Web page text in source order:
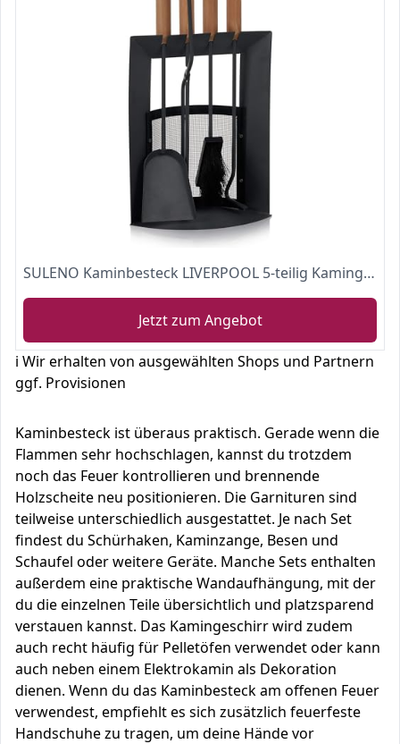
SULENO Kaminbesteck LIVERPOOL 5-teilig Kamingarnitur mit Ascheschaufel Besen Schürhaken, Kaminset & Halter, Ofenbesteck anthrazit mit Holzgriff
Jetzt zum Angebot
ℹ️ Wir erhalten von ausgewählten Shops und Partnern
ggf. Provisionen
Kaminbesteck ist überaus praktisch. Gerade wenn die
Flammen sehr hochschlagen, kannst du trotzdem
noch das Feuer kontrollieren und brennende
Holzscheite neu positionieren. Die Garnituren sind
teilweise unterschiedlich ausgestattet. Je nach Set
findest du Schürhaken, Kaminzange, Besen und
Schaufel oder weitere Geräte. Manche Sets enthalten
außerdem eine praktische Wandaufhängung, mit der
du die einzelnen Teile übersichtlich und platzsparend
verstauen kannst. Das Kamingeschirr wird zudem
auch recht häufig für Pelletöfen verwendet oder kann
auch neben einem Elektrokamin als Dekoration
dienen. Wenn du das Kaminbesteck am offenen Feuer
verwendest, empfiehlt es sich zusätzlich feuerfeste
Handschuhe zu tragen, um deine Hände vor